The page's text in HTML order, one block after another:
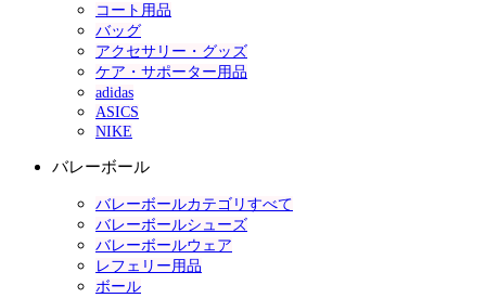
コート用品
バッグ
アクセサリー・グッズ
ケア・サポーター用品
adidas
ASICS
NIKE
バレーボール
バレーボールカテゴリすべて
バレーボールシューズ
バレーボールウェア
レフェリー用品
ボール